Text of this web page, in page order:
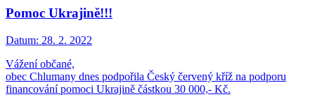
Pomoc Ukrajině!!!
Datum: 28. 2. 2022
Vážení občané,
obec Chlumany dnes podpořila Český červený kříž na podporu
financování pomoci Ukrajině částkou 30 000,- Kč.